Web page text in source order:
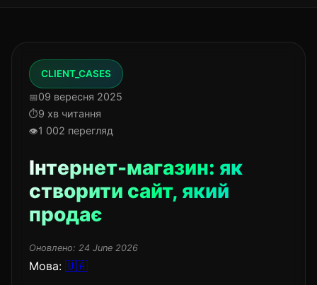
CLIENT_CASES
09 вересня 2025
9 хв читання
1 002 перегляд
Інтернет-магазин: як
створити сайт, який
продає
Оновлено: 24 June 2026
Мова: 🇺🇦